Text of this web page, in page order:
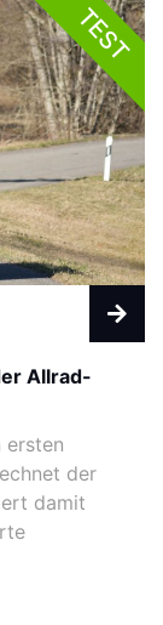
TEST
Allrad-
ersten
der
damit